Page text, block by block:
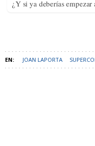
JOAN LAPORTA